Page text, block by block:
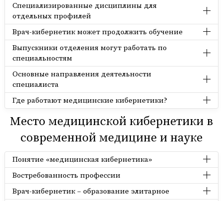
Специализированные дисциплины для
отдельных профилей
Врач-кибернетик может продолжить обучение
Выпускники отделения могут работать по
специальностям
Основные направления деятельности
специалиста
Где работают медицинские кибернетики?
Место медицинской кибернетики в
современной медицине и науке
Понятие «медицинская кибернетика»
Востребованность профессии
Врач-кибернетик – образование элитарное